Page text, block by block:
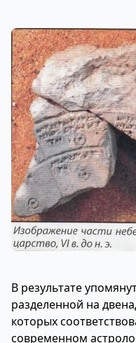
В результате
разделенной на
которых
современном